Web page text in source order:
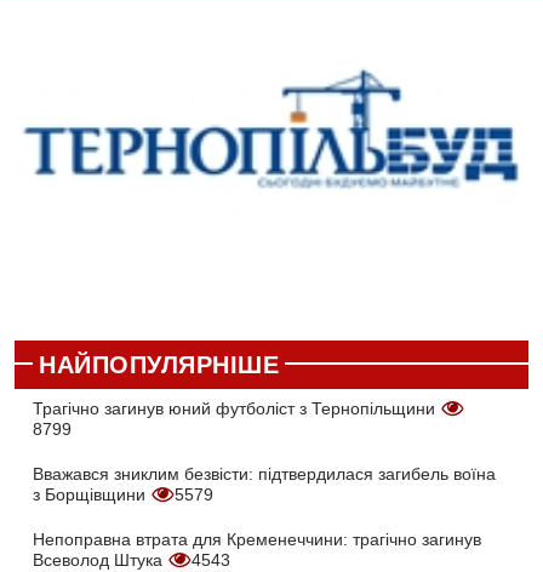
НАЙПОПУЛЯРНІШЕ
Трагічно загинув юний футболіст з Тернопільщини
8799
Вважався зниклим безвісти: підтвердилася загибель воїна
з Борщівщини
5579
Непоправна втрата для Кременеччини: трагічно загинув
Всеволод Штука
4543